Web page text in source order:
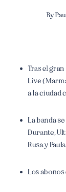
By
Tras el
Live
a la ciudad
La banda
Durante,
Rusa y
Los abonos